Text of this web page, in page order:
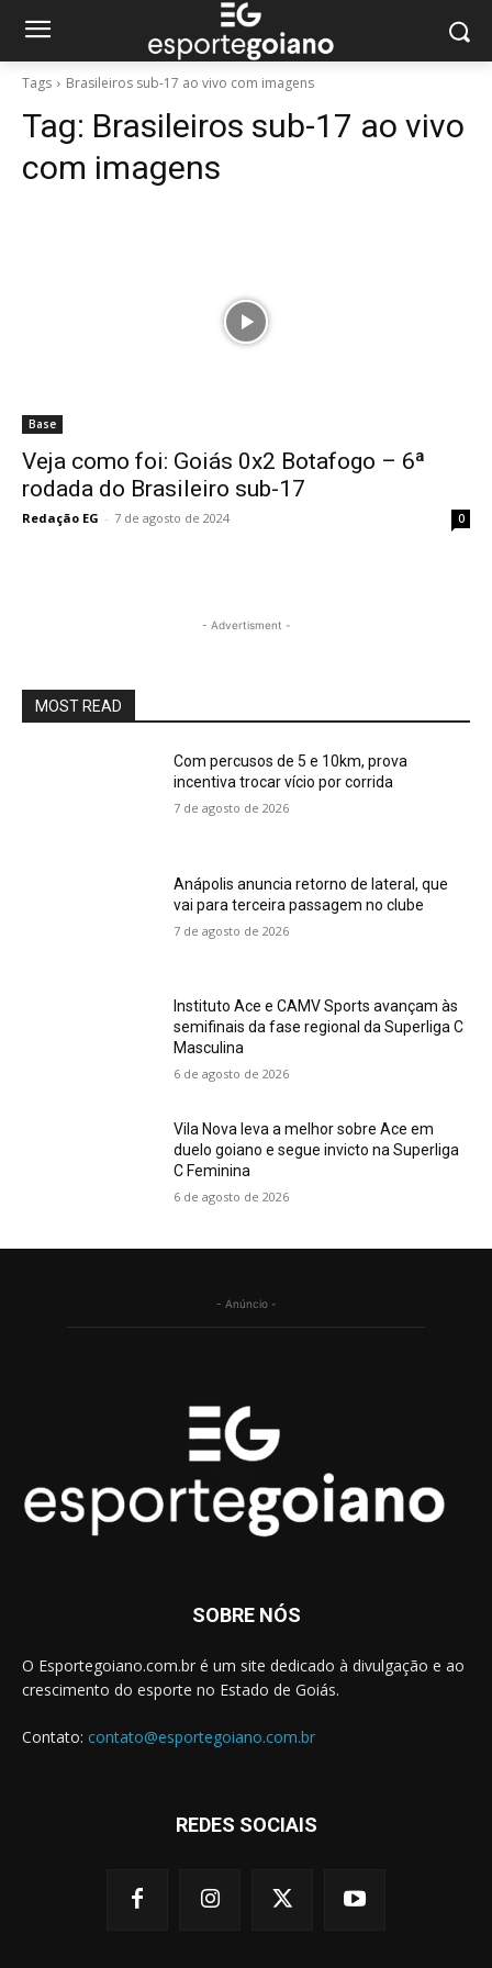
Tags Brasileiros sub-17 ao vivo com imagens
Tag: Brasileiros sub-17 ao vivo
com imagens
Base
Veja como foi: Goiás 0x2 Botafogo – 6ª
rodada do Brasileiro sub-17
Redação EG - 7 de agosto de 2024 0
- Advertisment -
MOST READ
Com percusos de 5 e 10km, prova
incentiva trocar vício por corrida
7 de agosto de 2026
Anápolis anuncia retorno de lateral, que
vai para terceira passagem no clube
7 de agosto de 2026
Instituto Ace e CAMV Sports avançam às
semifinais da fase regional da Superliga C
Masculina
6 de agosto de 2026
Vila Nova leva a melhor sobre Ace em
duelo goiano e segue invicto na Superliga
C Feminina
6 de agosto de 2026
- Anúncio -
SOBRE NÓS
O Esportegoiano.com.br é um site dedicado à divulgação e ao
crescimento do esporte no Estado de Goiás.
Contato: contato@esportegoiano.com.br
REDES SOCIAIS